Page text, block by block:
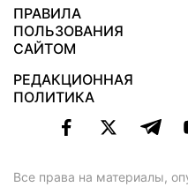
ПРАВИЛА
ПОЛЬЗОВАНИЯ
САЙТОМ
РЕДАКЦИОННАЯ
ПОЛИТИКА
Все права на материалы,